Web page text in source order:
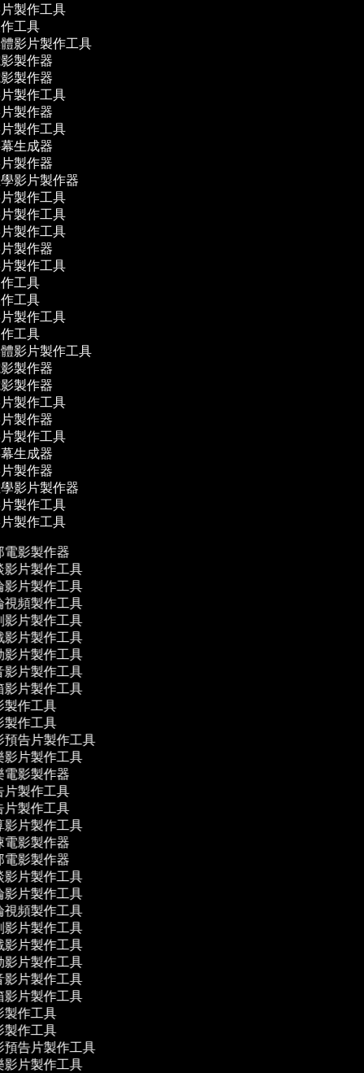
片製作工具
作工具
體影片製作工具
影製作器
影製作器
片製作工具
片製作器
片製作工具
幕生成器
片製作器
學影片製作器
片製作工具
片製作工具
片製作工具
片製作器
片製作工具
作工具
作工具
片製作工具
作工具
體影片製作工具
影製作器
影製作器
片製作工具
片製作器
片製作工具
幕生成器
片製作器
學影片製作器
片製作工具
片製作工具
影製作器
片製作工具
片製作工具
頻製作工具
片製作工具
片製作工具
片製作工具
片製作工具
片製作工具
作工具
作工具
告片製作工具
片製作工具
影製作器
製作工具
製作工具
片製作工具
影製作器
影製作器
片製作工具
片製作工具
頻製作工具
片製作工具
片製作工具
片製作工具
片製作工具
片製作工具
作工具
作工具
告片製作工具
片製作工具